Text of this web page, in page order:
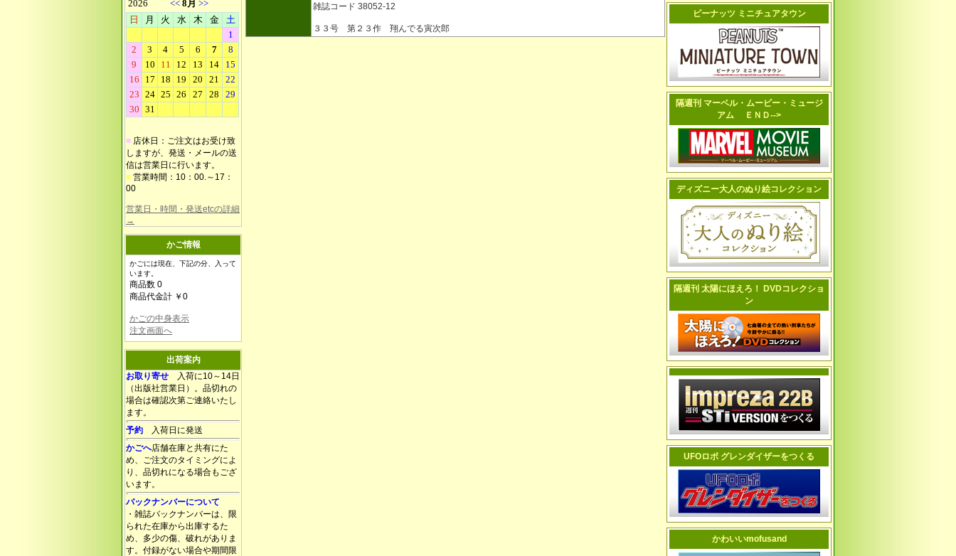
■ 店休日：ご注文はお受け致
しますが、発送・メールの送
信は営業日に行います。
■ 営業時間：10：00.～17：
00
営業日・時間・発送etcの詳細
→
かご情報
かごには現在、下記の分、入って
います。
商品数 0
商品代金計 ￥0
かごの中身表示
注文画面へ
出荷案内
お取り寄せ 入荷に10～14日
（出版社営業日）。品切れの
場合は確認次第ご連絡いたし
ます。
予約 入荷日に発送
かごへ店舗在庫と共有にた
め、ご注文のタイミングによ
り、品切れになる場合もござ
います。
バックナンバーについて
・雑誌バックナンバーは、限
られた在庫から出庫するた
め、多少の傷、破れがありま
す。付録がない場合や期間限
雑誌コード 38052-12
３３号 第２３作 翔んでる寅次郎
ピーナッツ ミニチュアタウン
隔週刊 マーベル・ムービー・ミュージ
アム ＥＮＤ-->
ディズニー大人のぬり絵コレクション
隔週刊 太陽にほえろ！ DVDコレクショ
ン
UFOロボ グレンダイザーをつくる
かわいいmofusand